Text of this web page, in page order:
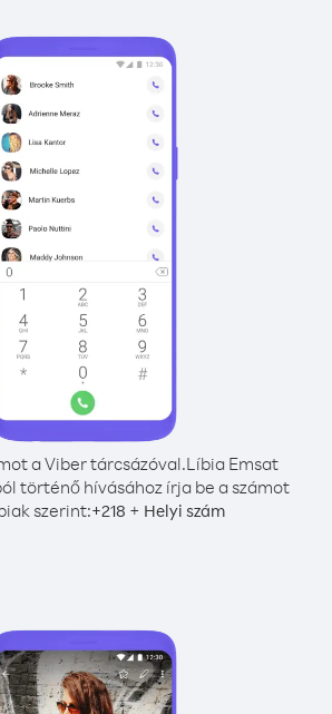
a Viber tárcsázóval.Líbia Emsat
történő hívásához írja be a számot
szerint:+218 + Helyi szám